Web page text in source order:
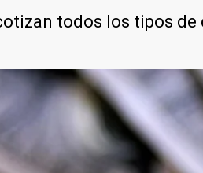
todos los tipos